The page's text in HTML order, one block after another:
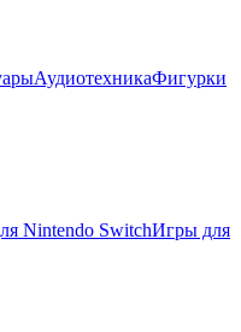
АудиотехникаФигурки
Nintendo SwitchИгры для